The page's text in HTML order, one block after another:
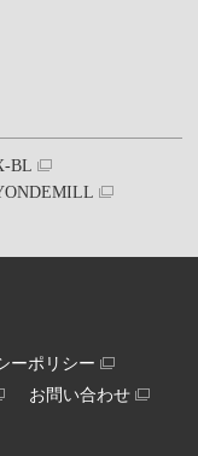
BL
ーポリシー
お問い合わせ